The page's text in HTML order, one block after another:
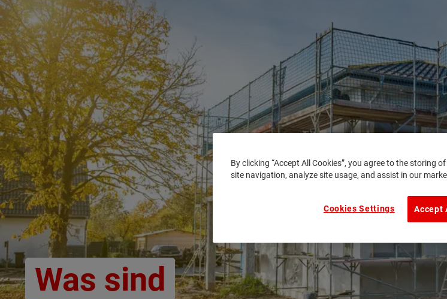
Was sind
By clicking “Accept All Cookies”, you agree to the storing
site navigation, analyze site usage, and assist in our
Accept
Cookies Settings